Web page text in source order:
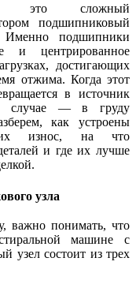
это сложный
подшипниковый
Именно подшипники
и центрированное
достигающих
отжима. Когда этот
в источник
случае — в груду
как устроены
их износ, на что
и где их лучше
узла
важно понимать, что
машине с
узел состоит из трех